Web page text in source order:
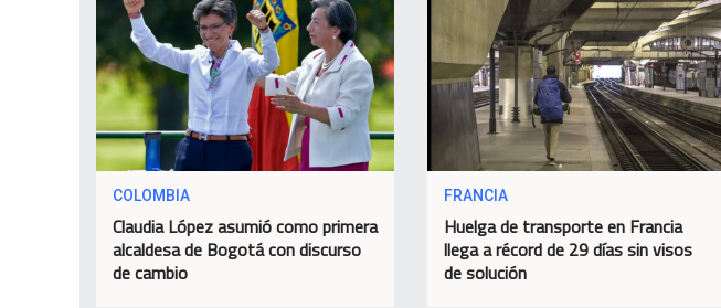
COLOMBIA
Claudia López asumió como primera
alcaldesa de Bogotá con discurso
de cambio
FRANCIA
Huelga de transporte en Francia
llega a récord de 29 días sin visos
de solución